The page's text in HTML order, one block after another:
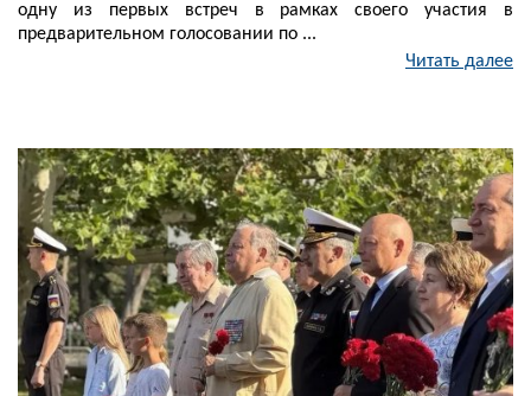
одну из первых встреч в рамках своего участия в
предварительном голосовании по ...
Читать далее